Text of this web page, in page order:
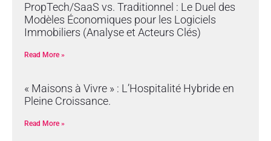
PropTech/SaaS vs. Traditionnel : Le Duel des
Modèles Économiques pour les Logiciels
Immobiliers (Analyse et Acteurs Clés)
Read More »
« Maisons à Vivre » : L’Hospitalité Hybride en
Pleine Croissance.
Read More »